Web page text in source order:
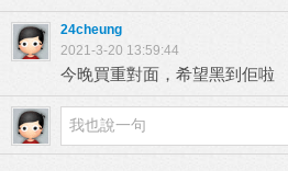
24cheung
2021-3-20 13:59:44
今晚買重對面，希望黑到佢啦